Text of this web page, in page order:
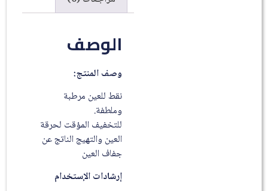
الوصف
وصف المنتج:
نقط للعين مرطبة
وملطفة.
للتخفيف المؤقت لحرقة
العين والتهيج الناتج عن
جفاف العين
إرشادات الإستخدام